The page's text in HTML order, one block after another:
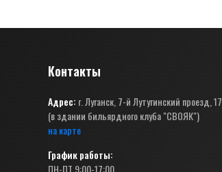
Контакты
Адрес: г. Луганск, 7-й Лутугинский проезд, 17
(в здании бильярдного клуба "СВОЯК")
на карте
График работы:
ПН-ПТ 9:00-17:00